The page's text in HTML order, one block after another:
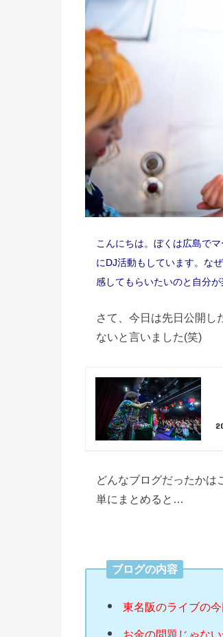
こんにちは。ぼくは広島で
にDJ活動もしています。な
感してもらいたいのと自分が
さて、今日は先日公開し
ないと言いました(笑)
どんなブログだったかは
単にまとめると…
ブログの内容
東名阪のライブの
お金の問題じゃな